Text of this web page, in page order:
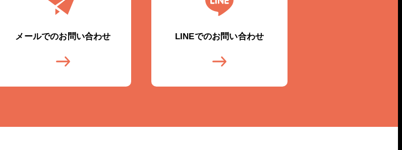
メールでのお問い合わせ LINEでのお問い合わせ